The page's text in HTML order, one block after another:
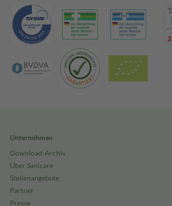
Unternehmen
Download-Archiv
Über Sanicare
Stellenangebote
Partner
Presse